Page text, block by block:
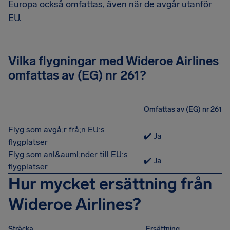
Europa också omfattas, även när de avgår utanför
EU.
Vilka flygningar med Wideroe Airlines
omfattas av (EG) nr 261?
Omfattas av (EG) nr 261
Flyg som avgå;r frå;n EU:s
flygplatser
✔️ Ja
Flyg som anl&auml;nder till EU:s
flygplatser
✔️ Ja
Hur mycket ersättning från
Wideroe Airlines?